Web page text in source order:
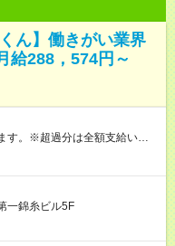
ん】働きがい業界
給288，574円～
す。※超過分は全額支給いたし
みなし残業時間 36時間／月
■前払い賞与あり
3万円/月） ■引越し手当 敷
費用+荷物運搬費を支給 ※規定
与から積立を行える(年利2%)
入ってもらうこともありま
一錦糸ビル5F